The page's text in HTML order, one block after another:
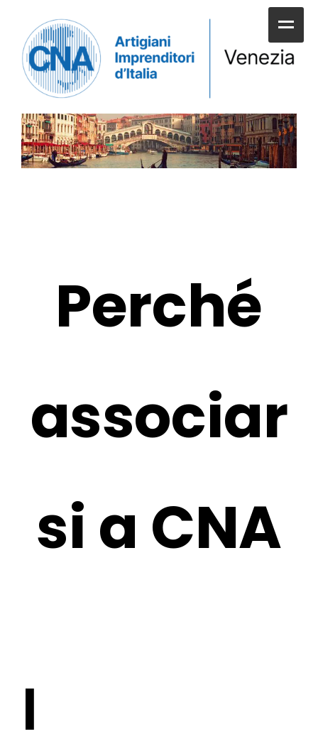
HOME
SERVIZI ALLE IMPRESE
SPORTELLI
Perché
associar
si a CNA
I